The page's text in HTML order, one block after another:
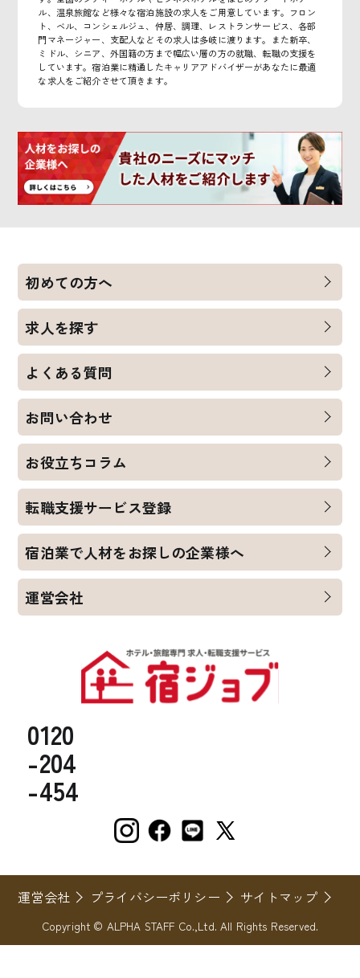
ル、温泉旅館など様々な宿泊施設の求人をご用意しています。フロン
ト、ベル、コンシェルジュ、仲居、調理、レストランサービス、各部
門マネージャー、支配人などその求人は多岐に渡ります。また新卒、
ミドル、シニア、外国籍の方まで幅広い層の方の就職、転職の支援を
しています。宿泊業に精通したキャリアアドバイザーがあなたに最適
な求人をご紹介させて頂きます。
0120
-204
-454
初めての方へ
求人を探す
よくある質問
お問い合わせ
お役立ちコラム
転職支援サービス登録
宿泊業で人材をお探しの企業様へ
運営会社
運営会社 プライバシーポリシー サイトマップ
Copyright © ALPHA STAFF Co.,Ltd. All Rights Reserved.